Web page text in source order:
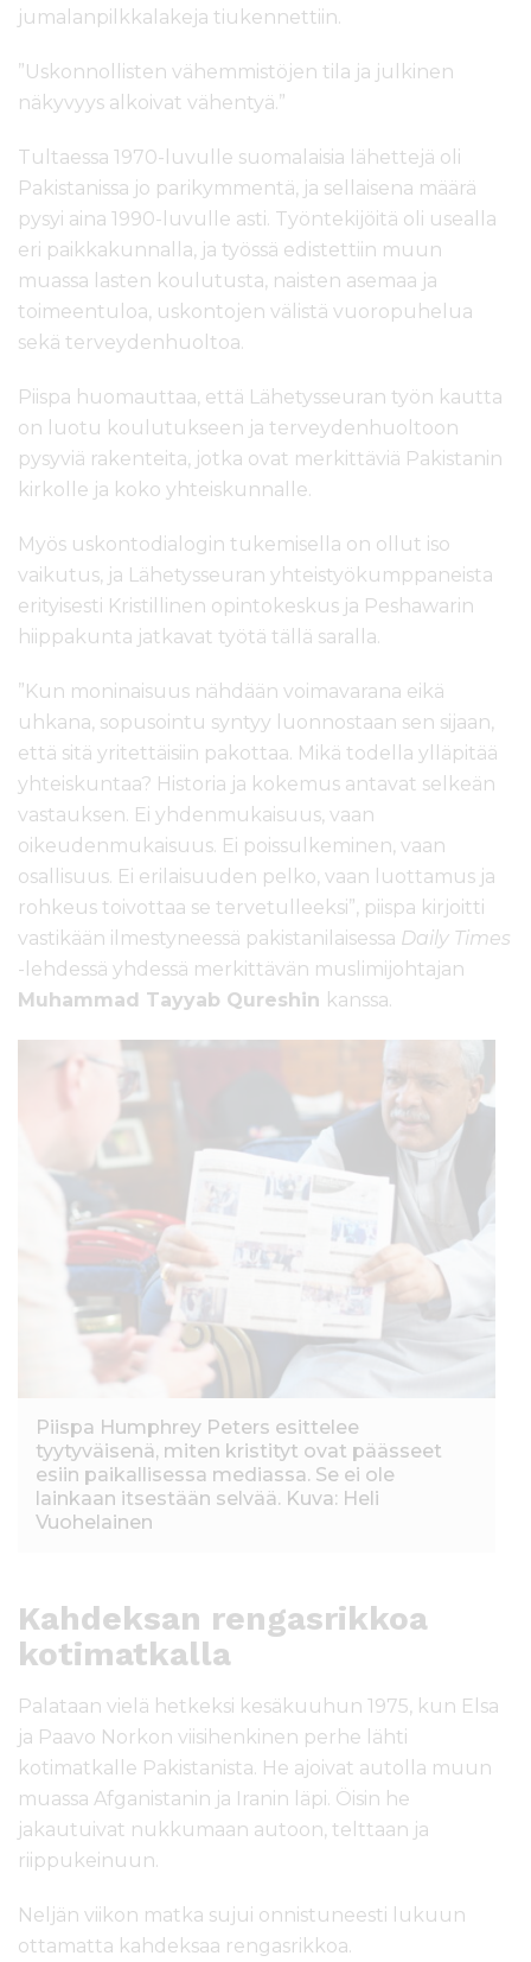
jumalanpilkkalakeja tiukennettiin.
”Uskonnollisten vähemmistöjen tila ja julkinen
näkyvyys alkoivat vähentyä.”
Tultaessa 1970-luvulle suomalaisia lähettejä oli
Pakistanissa jo parikymmentä, ja sellaisena määrä
pysyi aina 1990-luvulle asti. Työntekijöitä oli usealla
eri paikkakunnalla, ja työssä edistettiin muun
muassa lasten koulutusta, naisten asemaa ja
toimeentuloa, uskontojen välistä vuoropuhelua
sekä terveydenhuoltoa.
Piispa huomauttaa, että Lähetysseuran työn kautta
on luotu koulutukseen ja terveydenhuoltoon
pysyviä rakenteita, jotka ovat merkittäviä Pakistanin
kirkolle ja koko yhteiskunnalle.
Myös uskontodialogin tukemisella on ollut iso
vaikutus, ja Lähetysseuran yhteistyökumppaneista
erityisesti Kristillinen opintokeskus ja Peshawarin
hiippakunta jatkavat työtä tällä saralla.
”Kun moninaisuus nähdään voimavarana eikä
uhkana, sopusointu syntyy luonnostaan sen sijaan,
että sitä yritettäisiin pakottaa. Mikä todella ylläpitää
yhteiskuntaa? Historia ja kokemus antavat selkeän
vastauksen. Ei yhdenmukaisuus, vaan
oikeudenmukaisuus. Ei poissulkeminen, vaan
osallisuus. Ei erilaisuuden pelko, vaan luottamus ja
rohkeus toivottaa se tervetulleeksi”, piispa kirjoitti
vastikään ilmestyneessä pakistanilaisessa Daily Times
-lehdessä yhdessä merkittävän muslimijohtajan
Muhammad Tayyab Qureshin kanssa.
Piispa Humphrey Peters esittelee
tyytyväisenä, miten kristityt ovat päässeet
esiin paikallisessa mediassa. Se ei ole
lainkaan itsestään selvää. Kuva: Heli
Vuohelainen
Kahdeksan rengasrikkoa
kotimatkalla
Palataan vielä hetkeksi kesäkuuhun 1975, kun Elsa
ja Paavo Norkon viisihenkinen perhe lähti
kotimatkalle Pakistanista. He ajoivat autolla muun
muassa Afganistanin ja Iranin läpi. Öisin he
jakautuivat nukkumaan autoon, telttaan ja
riippukeinuun.
Neljän viikon matka sujui onnistuneesti lukuun
ottamatta kahdeksaa rengasrikkoa.